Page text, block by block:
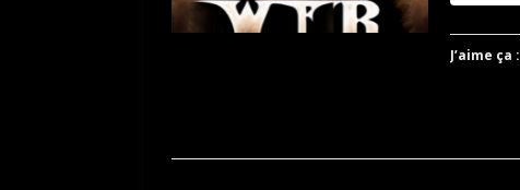
J’aime ça :